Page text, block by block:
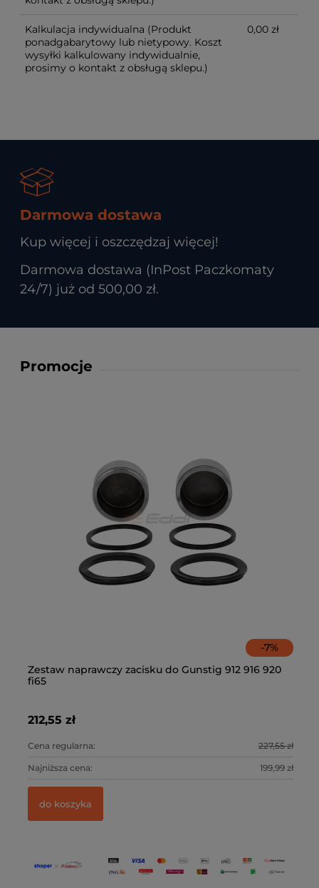
Kalkulacja indywidualna (Produkt
ponadgabarytowy lub nietypowy. Koszt
wysyłki kalkulowany indywidualnie,
prosimy o kontakt z obsługą sklepu.)
0,00 zł
Darmowa dostawa
Kup więcej i oszczędzaj więcej!
Darmowa dostawa (InPost Paczkomaty
24/7) już od 500,00 zł.
Promocje
-7%
Zestaw naprawczy zacisku do Gunstig 912 916 920
fi65
212,55 zł
Cena regularna: 227,55 zł
Najniższa cena: 199,99 zł
do koszyka